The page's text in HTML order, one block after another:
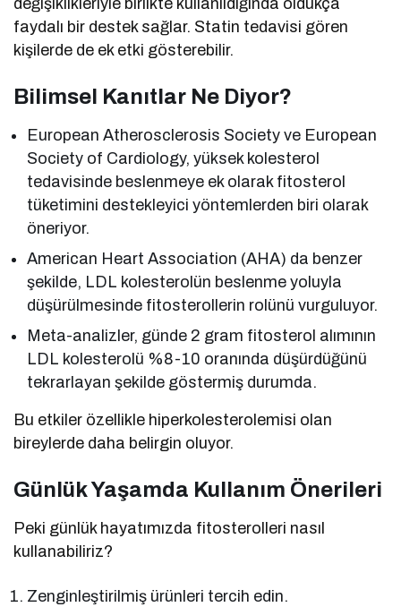
değişiklikleriyle birlikte kullanıldığında oldukça
faydalı bir destek sağlar. Statin tedavisi gören
kişilerde de ek etki gösterebilir.
Bilimsel Kanıtlar Ne Diyor?
European Atherosclerosis Society ve European
Society of Cardiology, yüksek kolesterol
tedavisinde beslenmeye ek olarak fitosterol
tüketimini destekleyici yöntemlerden biri olarak
öneriyor.
American Heart Association (AHA) da benzer
şekilde, LDL kolesterolün beslenme yoluyla
düşürülmesinde fitosterollerin rolünü vurguluyor.
Meta-analizler, günde 2 gram fitosterol alımının
LDL kolesterolü %8-10 oranında düşürdüğünü
tekrarlayan şekilde göstermiş durumda.
Bu etkiler özellikle hiperkolesterolemisi olan
bireylerde daha belirgin oluyor.
Günlük Yaşamda Kullanım Önerileri
Peki günlük hayatımızda fitosterolleri nasıl
kullanabiliriz?
Zenginleştirilmiş ürünleri tercih edin.